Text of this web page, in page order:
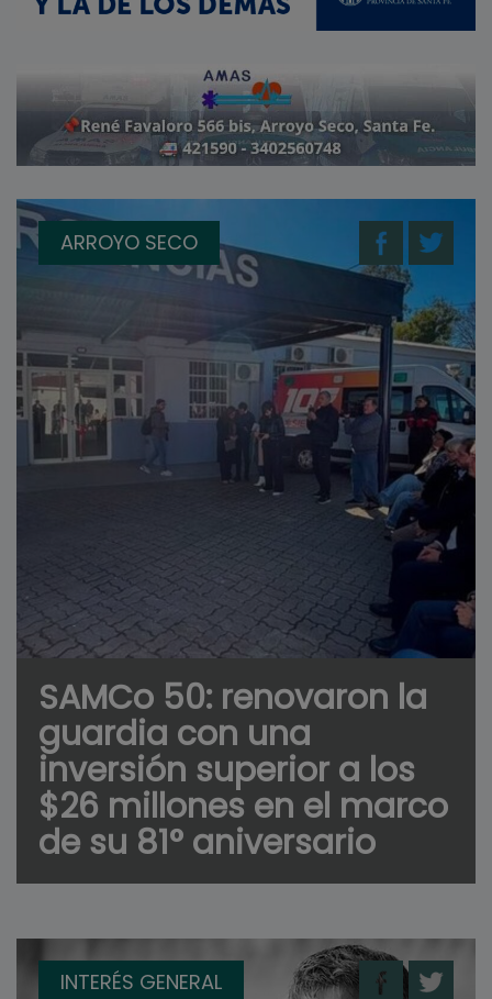
ARROYO SECO
SAMCo 50: renovaron la
guardia con una
inversión superior a los
$26 millones en el marco
de su 81° aniversario
INTERÉS GENERAL